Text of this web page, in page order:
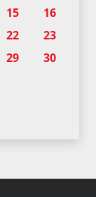
15
16
22
23
29
30